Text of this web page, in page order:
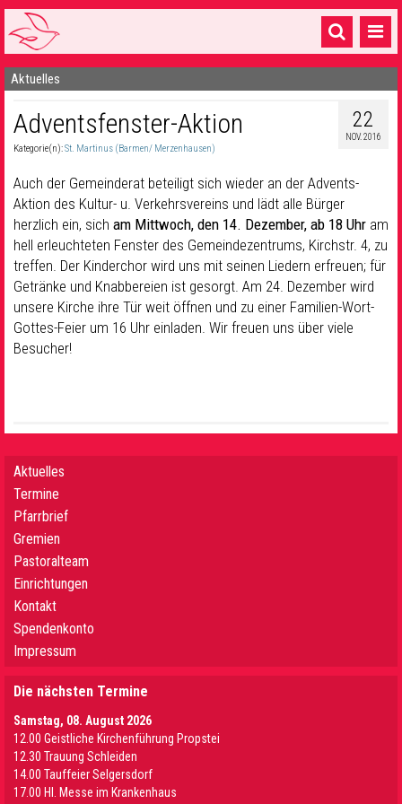
Startseite
1 Pfarrei
16 Gemeinden & mehr
Gottesdienste & Sinnsuche
Sakramente & Feste
Gemeinschaft & Soziales
Musik& Kultur
Seelsorge & Kontakt
Aktuelles
22
NOV. 2016
Adventsfenster-Aktion
Kategorie(n):St. Martinus (Barmen/ Merzenhausen)
Auch der Gemeinderat beteiligt sich wieder an der Advents-
Aktion des Kultur- u. Verkehrsvereins und lädt alle Bürger
herzlich ein, sich am Mittwoch, den 14. Dezember, ab 18 Uhr am
hell erleuchteten Fenster des Gemeindezentrums, Kirchstr. 4, zu
treffen. Der Kinderchor wird uns mit seinen Liedern erfreuen; für
Getränke und Knabbereien ist gesorgt. Am 24. Dezember wird
unsere Kirche ihre Tür weit öffnen und zu einer Familien-Wort-
Gottes-Feier um 16 Uhr einladen. Wir freuen uns über viele
Besucher!
Aktuelles
Termine
Pfarrbrief
Gremien
Pastoralteam
Einrichtungen
Kontakt
Spendenkonto
Impressum
Die nächsten Termine
Samstag, 08. August 2026
12.00 Geistliche Kirchenführung Propstei
12.30 Trauung Schleiden
14.00 Tauffeier Selgersdorf
17.00 Hl. Messe im Krankenhaus